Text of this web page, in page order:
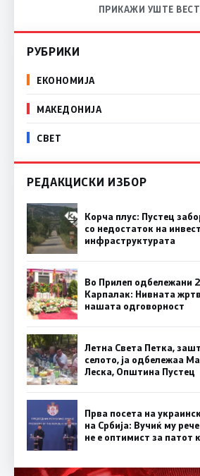
ПРИКАЖИ УШТЕ
РУБРИКИ
ЕКОНОМИЈА
МАКЕДОНИЈА
СВЕТ
РЕДАКЦИСКИ ИЗБОР
Корча плус: Пустец
со недостаток на
инфраструктурата
Во Прилеп одбележани
Карпалак: Нивната
нашата одговорност
Летна Света Петка,
селото, ја одбележаа
Леска, Општина Пустец
Прва посета на
на Србија: Вучиќ му
не е оптимист за патот